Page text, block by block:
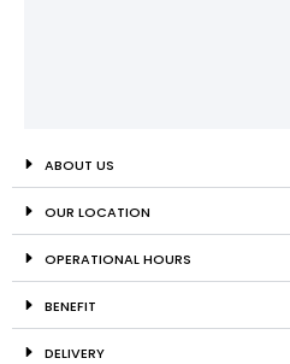
ABOUT US
OUR LOCATION
OPERATIONAL HOURS
BENEFIT
DELIVERY